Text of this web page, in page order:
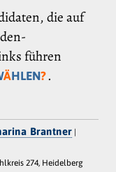
die auf
führen
ÄHLEN?.
Brantner|
274, Heidelberg